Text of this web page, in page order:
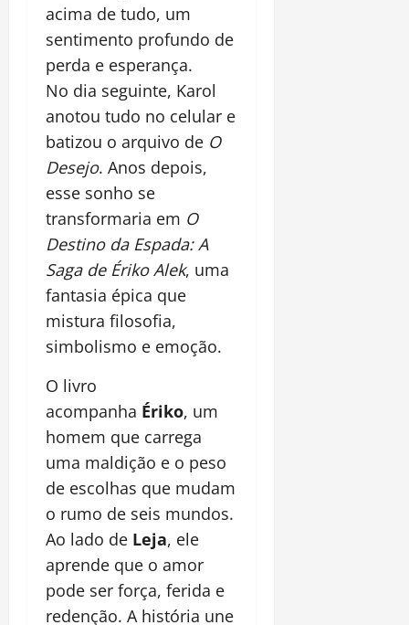
acima de tudo, um
sentimento profundo de
perda e esperança.
No dia seguinte, Karol
anotou tudo no celular e
batizou o arquivo de O
Desejo. Anos depois,
esse sonho se
transformaria em O
Destino da Espada: A
Saga de Ériko Alek, uma
fantasia épica que
mistura filosofia,
simbolismo e emoção.
O livro
acompanha Ériko, um
homem que carrega
uma maldição e o peso
de escolhas que mudam
o rumo de seis mundos.
Ao lado de Leja, ele
aprende que o amor
pode ser força, ferida e
redenção. A história une